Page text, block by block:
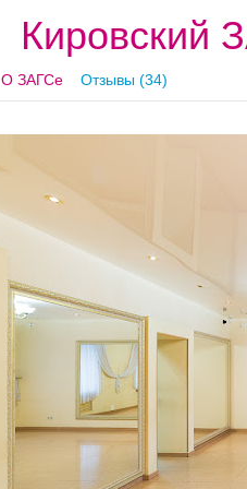
Кировский
О ЗАГСе Отзывы (34)